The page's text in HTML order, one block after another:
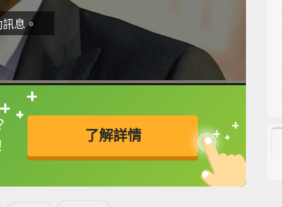
息。
了解詳情
接查字典喔！
英